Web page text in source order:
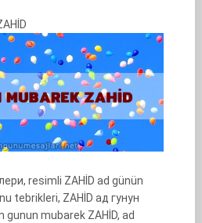
resimli ZAHİD ad günün
tebrikleri, ZAHİD ад гунун
mubarek ZAHİD, ad